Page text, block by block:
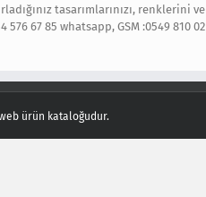
tasarımlarınızı, renklerini
576 67 85 whatsapp, GSM :0549 810
ürün kataloğudur.